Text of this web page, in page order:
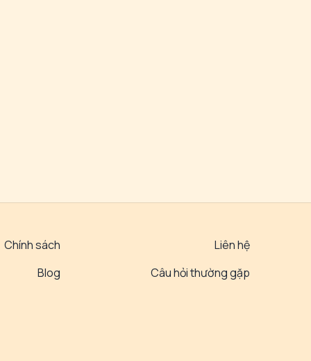
Chính sách
Liên hệ
Blog
Câu hỏi thường gặp